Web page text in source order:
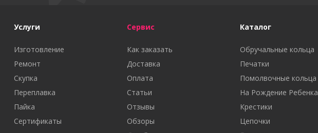
Услуги
Изготовление
Ремонт
Скупка
Переплавка
Пайка
Сертификаты
Сервис
Как заказать
Доставка
Оплата
Статьи
Отзывы
Обзоры
Каталог
Обручальные кольца
Печатки
Помолвочные кольца
На Рождение Ребенка
Крестики
Цепочки